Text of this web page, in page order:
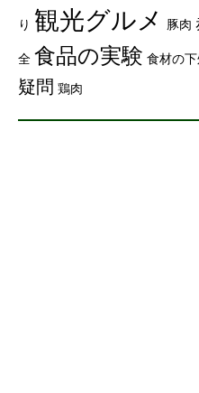
り 観光グルメ 豚肉
全 食品の実験 食材の
疑問 鶏肉